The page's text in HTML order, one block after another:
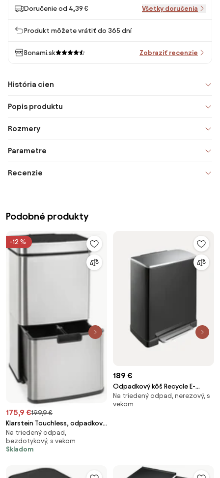
Doručenie od 4,39 € Všetky doručenia
Produkt môžete vrátiť do 365 dní
Bonami.sk Zobraziť recenzie
História cien
Popis produktu
Rozmery
Parametre
Recenzie
Podobné produkty
-12 %
175,9 €199,9 €
Klarstein Touchless, odpadkový
kôš, senzor, 72 l, 4 nádoby,
ABS/PP/ušľachtilá oceľ
Na triedený odpad,
bezdotykový, s vekom
Skladom
189 €
Odpadkový kôš Recycle E-
Cube, 28 l + 18 l
Na triedený odpad, nerezový, s
vekom